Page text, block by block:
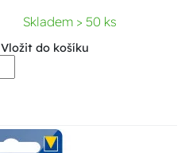
Skladem > 50 ks
Vložit do košíku